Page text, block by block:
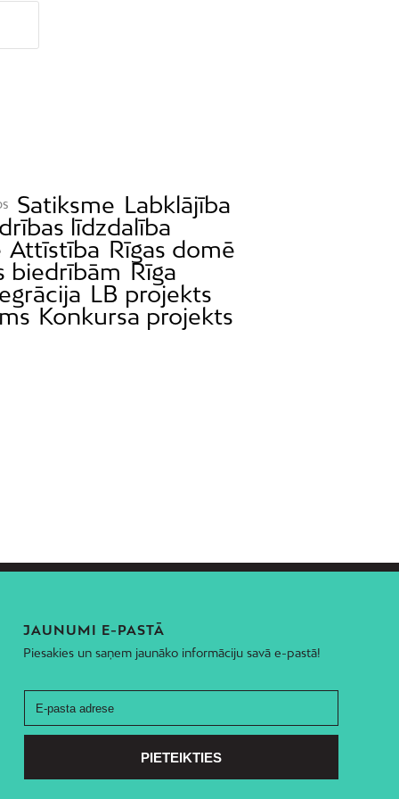
Satiksme Labklājība
līdzdalība
Attīstība Rīgas domē
biedrībām Rīga
LB projekts
Konkursa projekts
JAUNUMI E-PASTĀ
Piesakies un saņem jaunāko informāciju savā e-pastā!